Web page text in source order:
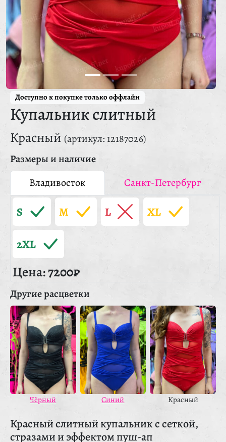
Доступно к покупке только оффлайн
Купальник слитный
Красный (артикул: 12187026)
Размеры и наличие
Владивосток
Санкт-Петербург
S M L XL
2XL
Цена:7200₽
Другие расцветки
Чёрный Синий Красный
Красный слитный купальник с сеткой,
стразами и эффектом пуш-ап